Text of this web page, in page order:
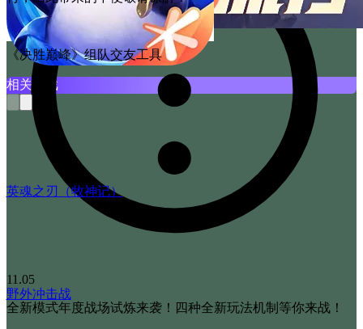
11.05
全新模式年度战场试炼来袭！四种全新玩法机制等你来战！
《决胜巅峰》组队交友工具
相关游戏
英魂之刃（牧神记）
野外冲击战